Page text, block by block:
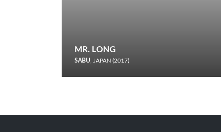
MR. LONG
SABU, JAPAN (2017)
den Wettbewerb.